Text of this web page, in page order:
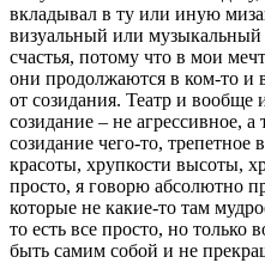
вкладывал в ту или иную
визуальный или
счастья, потому что в мои
они продолжаются в ком-то и
от созидания. Театр и вообще
созидание – не агрессивное,
созидание чего-то, трепетное
красоты, хрупкости высоты,
просто, я говорю абсолютно
которые не какие-то там
то есть все просто, но только
быть самим собой и не